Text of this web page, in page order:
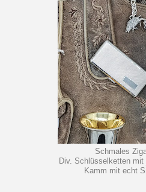
Schmales
Div. Schlüsselketten
Kamm mit echt